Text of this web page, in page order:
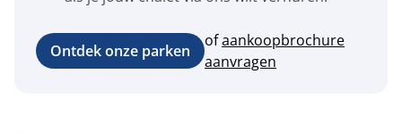
Ontdek onze parken
ofaankoopbrochure
aanvragen